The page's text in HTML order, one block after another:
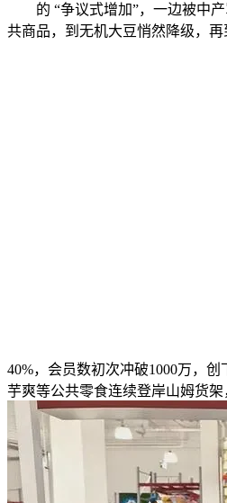
的 “争议式增加”，一边被中产
共商品，到无机大豆悄然降级，
40%，会员数初次冲破1000万，创
芋爽等公共零食连续登岸山姆货